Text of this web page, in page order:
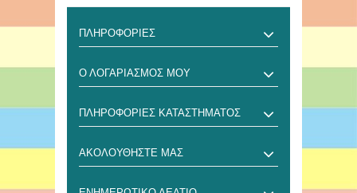
ΠΛΗΡΟΦΟΡΊΕΣ
Ο ΛΟΓΑΡΙΑΣΜΌΣ ΜΟΥ
ΠΛΗΡΟΦΟΡΊΕΣ ΚΑΤΑΣΤΉΜΑΤΟΣ
ΑΚΟΛΟΥΘΉΣΤΕ ΜΑΣ